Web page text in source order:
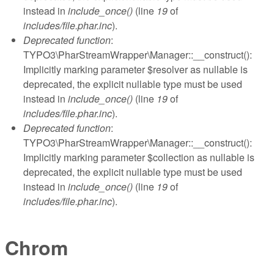
instead in include_once() (line 19of
includes/file.phar.inc).
Deprecated function:
TYPO3\PharStreamWrapper\Manager::__construct():
Implicitly marking parameter $resolver as nullable is
deprecated, the explicit nullable type must be used
instead in include_once() (line 19of
includes/file.phar.inc).
Deprecated function:
TYPO3\PharStreamWrapper\Manager::__construct():
Implicitly marking parameter $collection as nullable is
deprecated, the explicit nullable type must be used
instead in include_once() (line 19of
includes/file.phar.inc).
Chrom